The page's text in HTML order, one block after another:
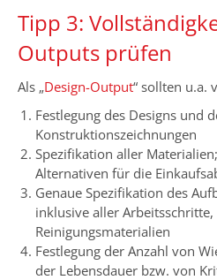
Tipp 3:
Outputs prüfen
Als „Design-Output“ sollten u.a.
Festlegung des Designs und
Konstruktionszeichnungen
Spezifikation aller
Alternativen für die
Genaue Spezifikation des
inklusive aller
Reinigungsmaterialien
Festlegung der Anzahl von
der Lebensdauer bzw. von